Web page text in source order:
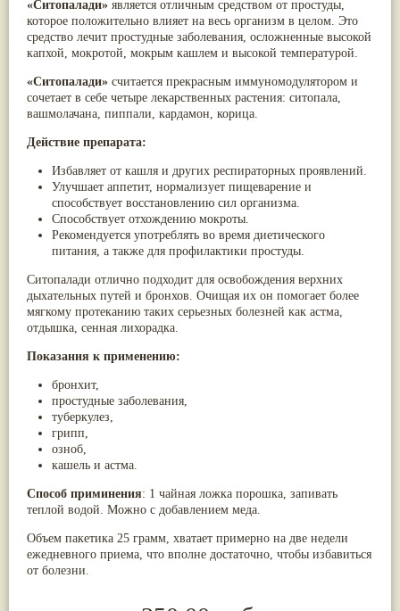
«Ситопалади» является отличным средством от простуды,
которое положительно влияет на весь организм в целом. Это
средство лечит простудные заболевания, осложненные высокой
капхой, мокротой, мокрым кашлем и высокой температурой.
«Ситопалади» считается прекрасным иммуномодулятором и
сочетает в себе четыре лекарственных растения: ситопала,
вашмолачана, пиппали, кардамон, корица.
Действие препарата:
Избавляет от кашля и других респираторных проявлений.
Улучшает аппетит, нормализует пищеварение и
способствует восстановлению сил организма.
Способствует отхождению мокроты.
Рекомендуется употреблять во время диетического
питания, а также для профилактики простуды.
Ситопалади отлично подходит для освобождения верхних
дыхательных путей и бронхов. Очищая их он помогает более
мягкому протеканию таких серьезных болезней как астма,
отдышка, сенная лихорадка.
Показания к применению:
бронхит,
простудные заболе­вания,
туберкулез,
грипп,
озноб,
кашель и астма.
Способ приминения: 1 чайная ложка порошка, запивать
теплой водой. Можно с добавлением меда.
Объем пакетика 25 грамм, хватает примерно на две недели
ежедневного приема, что вполне достаточно, чтобы избавиться
от болезни.
Паслён черный (13)
Ипомея(12)
Коричник цейлонский(12)
Мирра (12)
(12)
Коровье молоко(11)
Ним(11)
Патала(11)
Перец чаба(11)
Соссюрея/кушта(11)
Турпет(11)
Алойное дерево (10)
Пармелия(10)
Тмин обыкновенный (10)
Ашока (9)
Вишня гималайская(9)
Птерокарпус мешковидный
Юстиция сосудистая/Васака(9)
Жасмин(8)
Каранджа
Касторовое масло
Кутаки(8)
Пушкара(8)
more...